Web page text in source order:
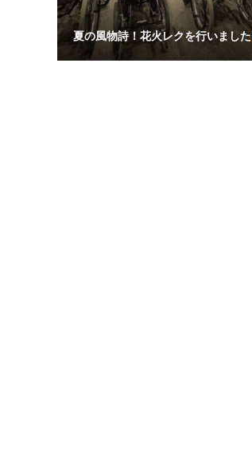
夏の風物詩！花火レクを行いました